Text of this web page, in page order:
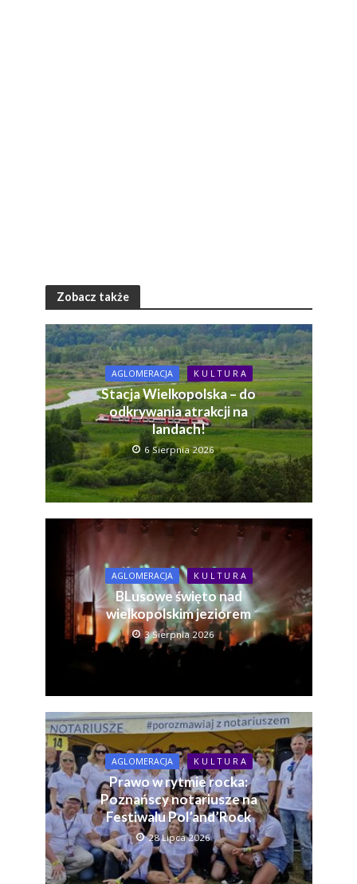
Zobacz także
AGLOMERACJA K U L T U R A
Stacja Wielkopolska – do
odkrywania atrakcji na
landach!
6 Sierpnia 2026
AGLOMERACJA K U L T U R A
BLusowe święto nad
wielkopolskim jeziorem
3 Sierpnia 2026
AGLOMERACJA K U L T U R A
Prawo w rytmie rocka:
Poznańscy notariusze na
Festiwalu Pol’and’Rock
28 Lipca 2026